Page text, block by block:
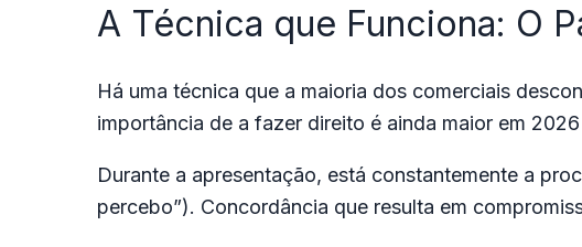
A Técnica que Funciona: O
Há uma técnica que a maioria dos comerciais
importância de a fazer direito é ainda maior em
Durante a apresentação, está constantemente a
percebo”). Concordância que resulta em